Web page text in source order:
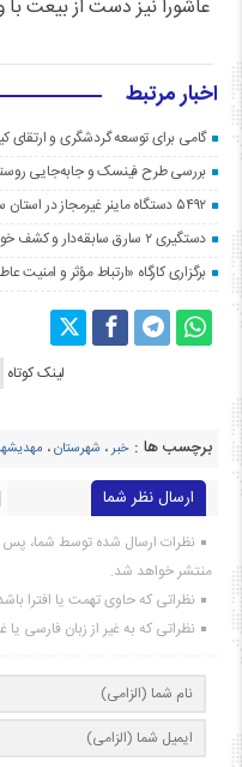
عاشورا نیز دست از بیعت با
اخبار مرتبط
گامی برای توسعه گردشگری و
بررسی طرح فینسک و جابه‌جایی
۵۴۹۲ دستگاه ماینر غیرمجاز در استان سمنان جمع‌آوری شد
دستگیری ۲ سارق سابقه‌دار و کشف خودروی سرقتی در مهدیشهر
برگزاری کارگاه «ارتباط مؤثر و امنیت
لینک کوتاه
برچسب ها : خبر، شهرستان،
ارسال نظر شما
نظرات ارسال شده توسط شما، پس
منتشر خواهد شد.
نظراتی که حاوی تهمت یا افترا
نظراتی که به غیر از زبان فارسی